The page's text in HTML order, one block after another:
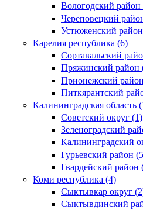
Вологодский район
Череповецкий
Устюженский
Карелия республика (6)
Сортавальский
Пряжинский район
Прионежский
Питкярантский
Калининградская область
Советский округ (1)
Зеленоградский
Калининградский
Гурьевский район
Гвардейский район
Коми республика (4)
Сыктывкар округ
Сыктывдинский